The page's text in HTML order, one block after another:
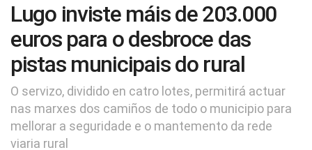
Lugo inviste máis de 203.000
euros para o desbroce das
pistas municipais do rural
O servizo, dividido en catro lotes, permitirá actuar
nas marxes dos camiños de todo o municipio para
mellorar a seguridade e o mantemento da rede
viaria rural